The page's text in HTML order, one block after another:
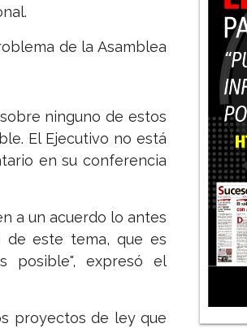
de la Asamblea
ninguno de estos
El Ejecutivo no está
en su conferencia
a un acuerdo lo antes
de este tema, que es
posible", expresó el
proyectos de ley que